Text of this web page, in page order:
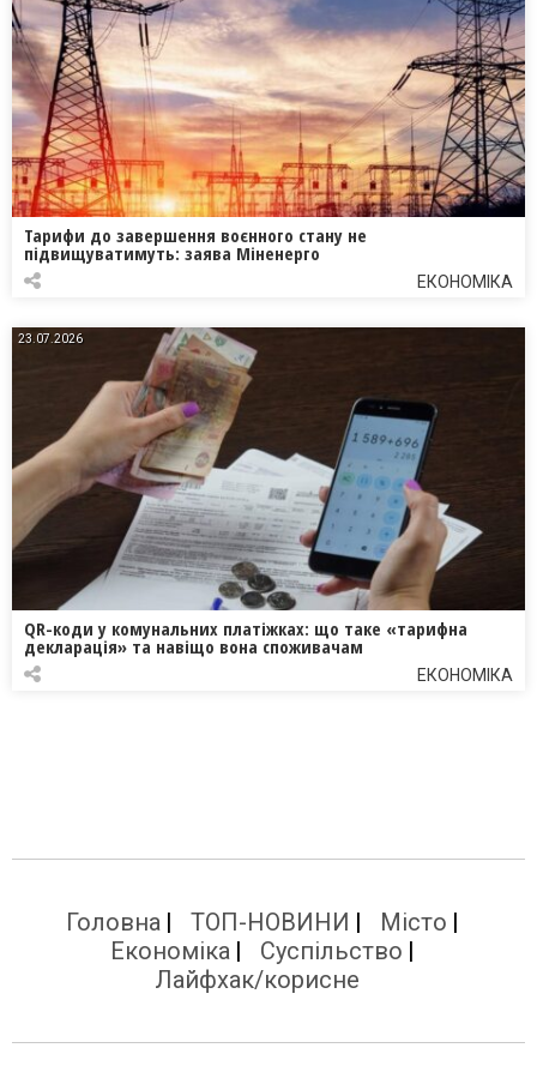
Тарифи до завершення воєнного стану не
підвищуватимуть: заява Міненерго
ЕКОНОМІКА
23.07.2026
QR-коди у комунальних платіжках: що таке «тарифна
декларація» та навіщо вона споживачам
ЕКОНОМІКА
Головна ТОП-НОВИНИ
Місто
Економіка
Суспільство
Лайфхак/корисне